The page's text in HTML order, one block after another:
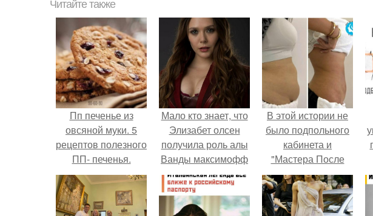
Читайте также
Пп печенье из
овсяной муки. 5
рецептов полезного
ПП- печенья.
Мало кто знает, что
Элизабет олсен
получила роль алы
Ванды максимофф
не сразу.
В этой истории не
было подпольного
кабинета и
"Мастера После
Двухнедельных
Курсов".